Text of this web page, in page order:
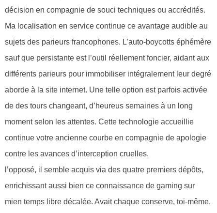
décision en compagnie de souci techniques ou accrédités.
Ma localisation en service continue ce avantage audible au
sujets des parieurs francophones. L’auto-boycotts éphémère
sauf que persistante est l’outil réellement foncier, aidant aux
différents parieurs pour immobiliser intégralement leur degré
aborde à la site internet. Une telle option est parfois activée
de des tours changeant, d’heureus semaines à un long
moment selon les attentes. Cette technologie accueillie
continue votre ancienne courbe en compagnie de apologie
contre les avances d’interception cruelles.
l’opposé, il semble acquis via des quatre premiers dépôts,
enrichissant aussi bien ce connaissance de gaming sur
mien temps libre décalée. Avait chaque conserve, toi-même,